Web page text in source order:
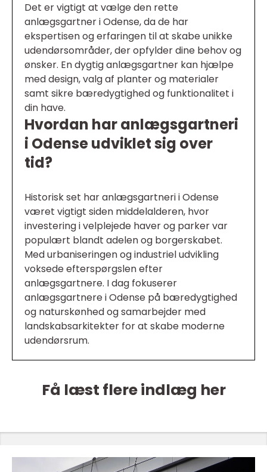
Det er vigtigt at vælge den rette
anlægsgartner i Odense, da de har
ekspertisen og erfaringen til at skabe unikke
udendørsområder, der opfylder dine behov og
ønsker. En dygtig anlægsgartner kan hjælpe
med design, valg af planter og materialer
samt sikre bæredygtighed og funktionalitet i
din have.
Hvordan har anlægsgartneri
i Odense udviklet sig over
tid?
Historisk set har anlægsgartneri i Odense
været vigtigt siden middelalderen, hvor
investering i velplejede haver og parker var
populært blandt adelen og borgerskabet.
Med urbaniseringen og industriel udvikling
voksede efterspørgslen efter
anlægsgartnere. I dag fokuserer
anlægsgartnere i Odense på bæredygtighed
og naturskønhed og samarbejder med
landskabsarkitekter for at skabe moderne
udendørsrum.
Få læst flere indlæg her